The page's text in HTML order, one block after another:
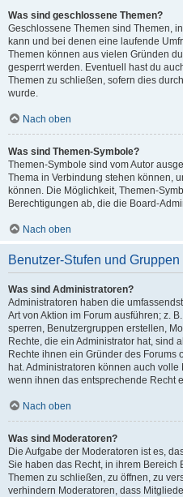
Was sind geschlossene Themen?
Geschlossene Themen sind Themen,
kann und bei denen eine laufende
Themen können aus vielen Gründen
gesperrt werden. Eventuell hast du
Themen zu schließen, sofern dies
wurde.
Nach oben
Was sind Themen-Symbole?
Themen-Symbole sind vom Autor
Thema in Verbindung stehen können,
können. Die Möglichkeit, Themen-
Berechtigungen ab, die die Board-
Nach oben
Benutzer-Stufen und Gruppen
Was sind Administratoren?
Administratoren haben die
Art von Aktion im Forum ausführen; z.
sperren, Benutzergruppen erstellen,
Rechte, die ein Administrator hat, sind
Rechte ihnen ein Gründer des Forums
hat. Administratoren können auch
wenn ihnen das entsprechende Recht
Nach oben
Was sind Moderatoren?
Die Aufgabe der Moderatoren ist es,
Sie haben das Recht, in ihrem Bereich
Themen zu schließen, zu öffnen, zu
verhindern Moderatoren, dass